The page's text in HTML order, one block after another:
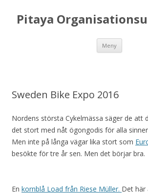
Pitaya
Meny
Sweden Bike Expo 2016
Nordens största Cykelmässa säger de att
det stort med nåt ögongodis för alla
Men inte på långa vägar lika stort som
besökte för tre år sen. Men det börjar bra.
En kornblå Load från Riese Müller. Det här